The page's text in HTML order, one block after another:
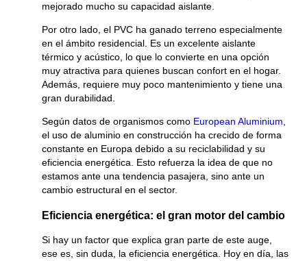
mejorado mucho su capacidad aislante.
Por otro lado, el PVC ha ganado terreno especialmente
en el ámbito residencial. Es un excelente aislante
térmico y acústico, lo que lo convierte en una opción
muy atractiva para quienes buscan confort en el hogar.
Además, requiere muy poco mantenimiento y tiene una
gran durabilidad.
Según datos de organismos como European Aluminium,
el uso de aluminio en construcción ha crecido de forma
constante en Europa debido a su reciclabilidad y su
eficiencia energética. Esto refuerza la idea de que no
estamos ante una tendencia pasajera, sino ante un
cambio estructural en el sector.
Eficiencia energética: el gran motor del cambio
Si hay un factor que explica gran parte de este auge,
ese es, sin duda, la eficiencia energética. Hoy en día, las